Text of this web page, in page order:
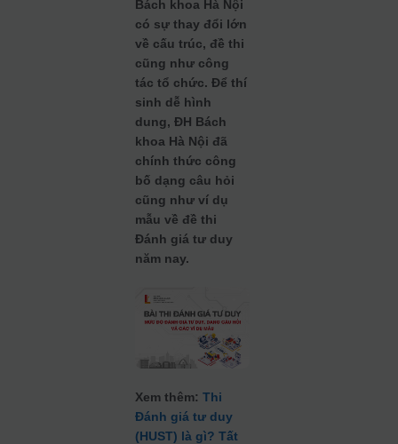
Bách khoa Hà Nội
có sự thay đổi lớn
về cấu trúc, đề thi
cũng như công
tác tổ chức. Để thí
sinh dễ hình
dung, ĐH Bách
khoa Hà Nội đã
chính thức công
bố dạng câu hỏi
cũng như ví dụ
mẫu về đề thi
Đánh giá tư duy
năm nay.
Xem thêm:Thi
Đánh giá tư duy
(HUST) là gì? Tất